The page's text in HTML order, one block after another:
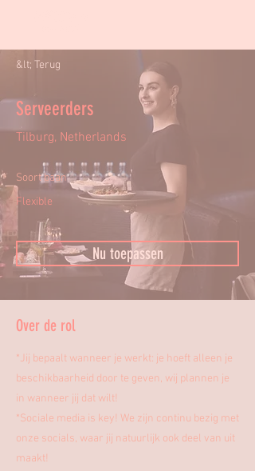
&lt; Terug
Serveerders
Tilburg, Netherlands
Soort baan
Flexible
Nu toepassen
Over de rol
*Jij bepaalt wanneer je werkt: je hoeft alleen je
beschikbaarheid door te geven, wij plannen je
in wanneer jij dat wilt!
*Sociale media is key! We zijn continu bezig met
onze socials, waar jij natuurlijk ook deel van uit
maakt!